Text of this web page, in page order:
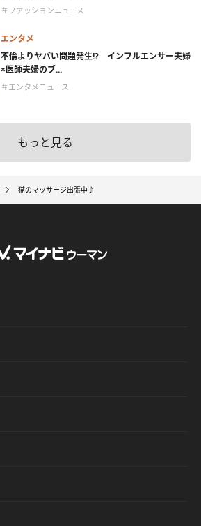
＃ファッションニュース
エンタメ
不倫よりヤバい問題発生!? インフルエンサー夫婦
×医師夫婦のブ...
＃エンタメニュース
もっと見る
猫のマッサージ出張中♪